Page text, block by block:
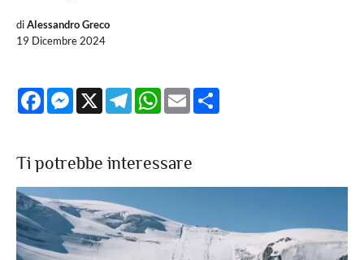
diAlessandro Greco
19 Dicembre 2024
FacebookMessenger
X TelegramWhatsApp
Email
Ti potrebbe interessare